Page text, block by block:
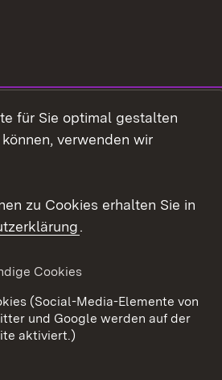
Datenschutz
Cookies
für Sie optimal gestalten
verwenden wir
zu Cookies erhalten Sie in
.
Cookies
(Social-Media-Elemente von
und Google werden auf der
aktiviert.)